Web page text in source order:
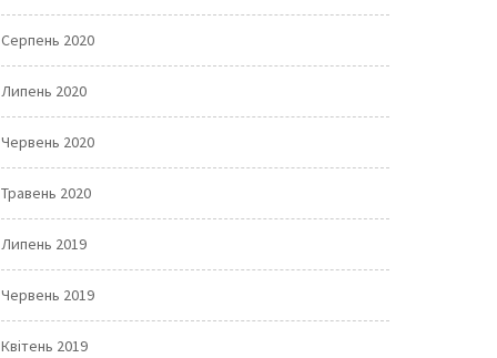
Серпень 2020
Липень 2020
Червень 2020
Травень 2020
Липень 2019
Червень 2019
Квітень 2019